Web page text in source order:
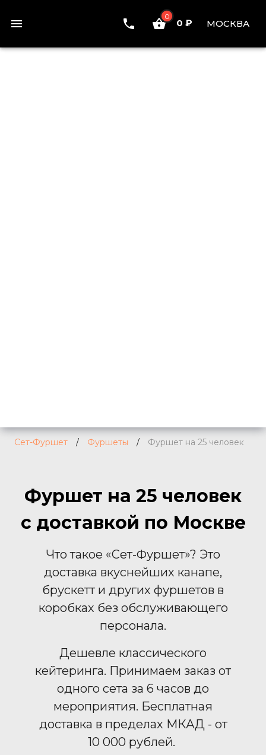
0
0 ₽ МОСКВА
Сет-Фуршет / Фуршеты / Фуршет на 25 человек
Фуршет на 25 человек
с доставкой по Москве
Что такое «Сет-Фуршет»? Это
доставка вкуснейших канапе,
брускетт и других фуршетов в
коробках без обслуживающего
персонала.
Дешевле классического
кейтеринга. Принимаем заказ от
одного сета за 6 часов до
мероприятия. Бесплатная
доставка в пределах МКАД - от
10 000 рублей.